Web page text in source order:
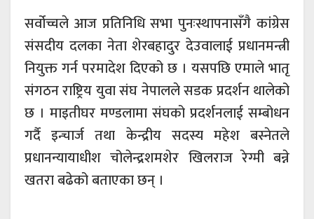
सर्वोच्चले आज प्रतिनिधि सभा पुनःस्थापनासँगै कांग्रेस
संसदीय दलका नेता शेरबहादुर देउवालाई प्रधानमन्त्री
नियुक्त गर्न परमादेश दिएको छ । यसपछि एमाले भातृ
संगठन राष्ट्रिय युवा संघ नेपालले सडक प्रदर्शन थालेको
छ । माइतीघर मण्डलामा संघको प्रदर्शनलाई सम्बोधन
गर्दै इन्चार्ज तथा केन्द्रीय सदस्य महेश बस्नेतले
प्रधानन्यायाधीश चोलेन्द्रशमशेर खिलराज रेग्मी बन्ने
खतरा बढेको बताएका छन् ।